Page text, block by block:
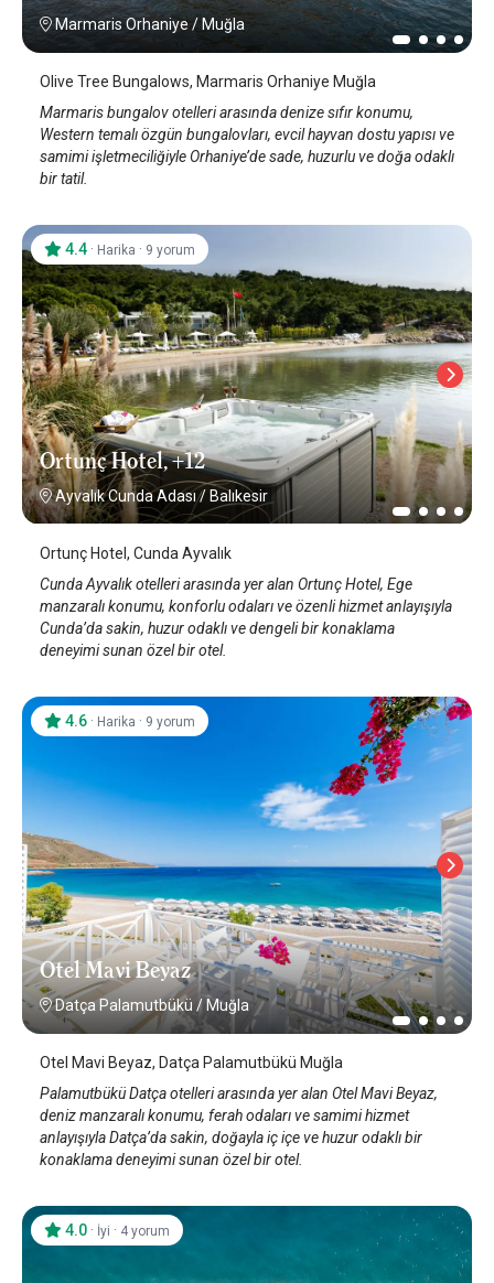
Marmaris Orhaniye / Muğla
Olive Tree Bungalows, Marmaris Orhaniye Muğla
Marmaris bungalov otelleri arasında denize sıfır konumu,
Western temalı özgün bungalovları, evcil hayvan dostu yapısı ve
samimi işletmeciliğiyle Orhaniye’de sade, huzurlu ve doğa odaklı
bir tatil.
Ortunç Hotel, +12
Ayvalık Cunda Adası / Balıkesir
4.4 · Harika · 9 yorum
Ortunç Hotel, Cunda Ayvalık
Cunda Ayvalık otelleri arasında yer alan Ortunç Hotel, Ege
manzaralı konumu, konforlu odaları ve özenli hizmet anlayışıyla
Cunda’da sakin, huzur odaklı ve dengeli bir konaklama
deneyimi sunan özel bir otel.
Otel Mavi Beyaz
Datça Palamutbükü / Muğla
4.6 · Harika · 9 yorum
Otel Mavi Beyaz, Datça Palamutbükü Muğla
Palamutbükü Datça otelleri arasında yer alan Otel Mavi Beyaz,
deniz manzaralı konumu, ferah odaları ve samimi hizmet
anlayışıyla Datça’da sakin, doğayla iç içe ve huzur odaklı bir
konaklama deneyimi sunan özel bir otel.
4.0 · İyi · 4 yorum